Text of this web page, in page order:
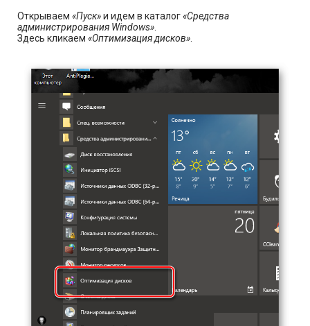
Открываем «Пуск»и идем в каталог«Средства
администрирования Windows»
Здесь кликаем «Оптимизация дисков»